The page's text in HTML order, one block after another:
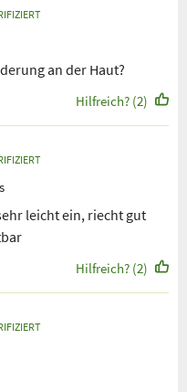
an der Haut?
Hilfreich? (2)
leicht ein, riecht gut
Hilfreich? (2)